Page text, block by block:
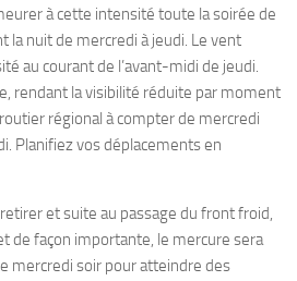
à cette intensité toute la soirée de
la nuit de mercredi à jeudi. Le vent
au courant de l’avant-midi de jeudi.
rendant la visibilité réduite par moment
régional à compter de mercredi
Planifiez vos déplacements en
et suite au passage du front froid,
de façon importante, le mercure sera
mercredi soir pour atteindre des